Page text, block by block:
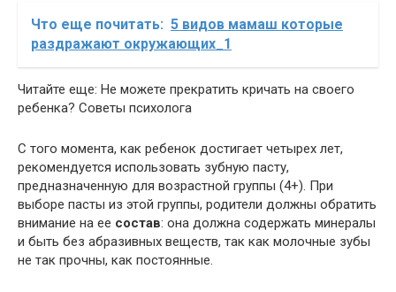
Что еще почитать: 5 видов мамаш которые
раздражают окружающих_1
Читайте еще: Не можете прекратить кричать на своего
ребенка? Советы психолога
С того момента, как ребенок достигает четырех лет,
рекомендуется использовать зубную пасту,
предназначенную для возрастной группы (4+). При
выборе пасты из этой группы, родители должны обратить
внимание на ее состав: она должна содержать минералы
и быть без абразивных веществ, так как молочные зубы
не так прочны, как постоянные.